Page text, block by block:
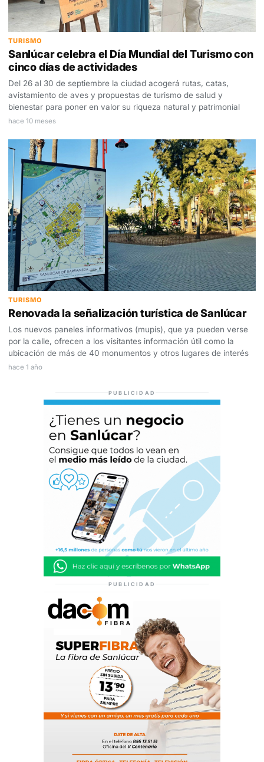
TURISMO
Sanlúcar celebra el Día Mundial del Turismo con
cinco días de actividades
Del 26 al 30 de septiembre la ciudad acogerá rutas, catas,
avistamiento de aves y propuestas de turismo de salud y
bienestar para poner en valor su riqueza natural y patrimonial
hace 10 meses
TURISMO
Renovada la señalización turística de Sanlúcar
Los nuevos paneles informativos (mupis), que ya pueden verse
por la calle, ofrecen a los visitantes información útil como la
ubicación de más de 40 monumentos y otros lugares de interés
hace 1 año
PUBLICIDAD
PUBLICIDAD